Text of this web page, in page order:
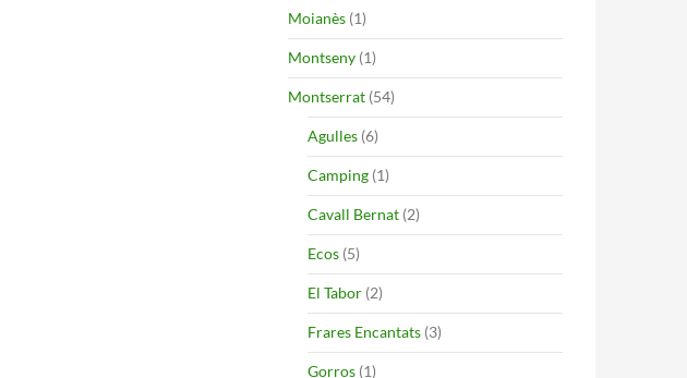
Moianès (1)
Montseny (1)
Montserrat (54)
Agulles (6)
Camping (1)
Cavall Bernat (2)
Ecos (5)
El Tabor (2)
Frares Encantats (3)
Gorros (1)